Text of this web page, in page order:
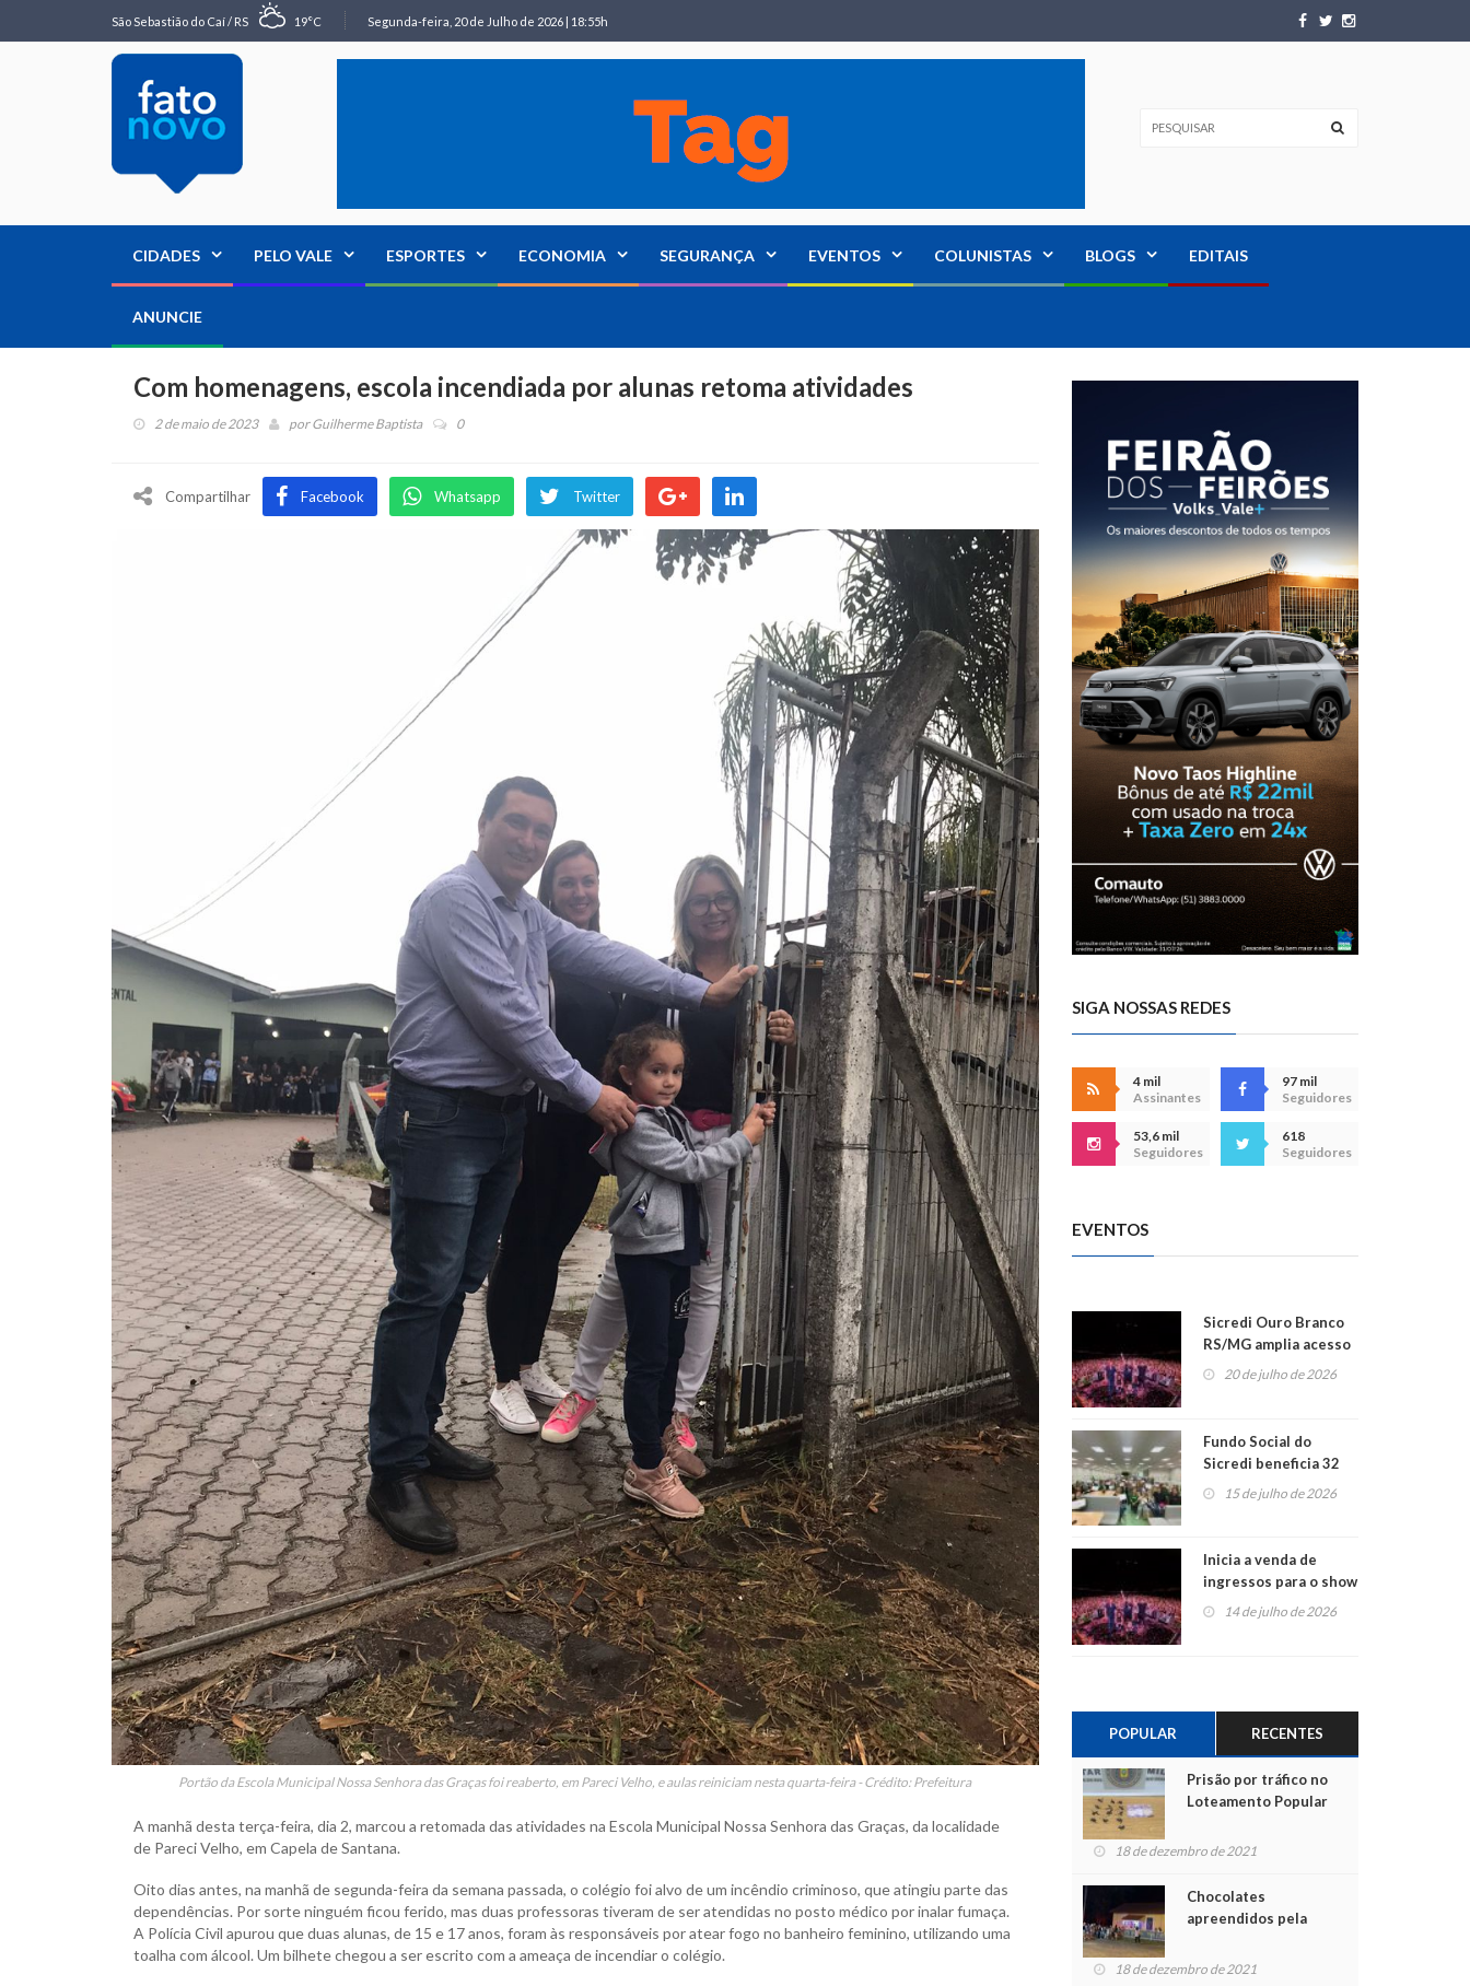
São Sebastião do Caí / RS 19°C Segunda-feira, 20 de Julho de 2026 | 18:55h
CIDADES PELO VALE ESPORTES ECONOMIA SEGURANÇA EVENTOS COLUNISTAS BLOGS EDITAIS
ANUNCIE
Com homenagens, escola incendiada por alunas retoma atividades
2 de maio de 2023 porGuilherme Baptista 0
Compartilhar Facebook Whatsapp Twitter
Portão da Escola Municipal Nossa Senhora das Graças foi reaberto, em Pareci Velho, e aulas reiniciam nesta quarta-feira - Crédito: Prefeitura
A manhã desta terça-feira, dia 2, marcou a retomada das atividades na Escola Municipal Nossa Senhora das Graças, da localidade
de Pareci Velho, em Capela de Santana.
Oito dias antes, na manhã de segunda-feira da semana passada, o colégio foi alvo de um incêndio criminoso, que atingiu parte das
dependências. Por sorte ninguém ficou ferido, mas duas professoras tiveram de ser atendidas no posto médico por inalar fumaça.
A Polícia Civil apurou que duas alunas, de 15 e 17 anos, foram às responsáveis por atear fogo no banheiro feminino, utilizando uma
toalha com álcool. Um bilhete chegou a ser escrito com a ameaça de incendiar o colégio.
SIGA NOSSAS REDES
4 mil
Assinantes
97 mil
Seguidores
53,6 mil
Seguidores
618
Seguidores
EVENTOS
Sicredi Ouro Branco
RS/MG amplia acesso
ao show dos 45 anos
20 de julho de 2026
Fundo Social do
Sicredi beneficia 32
projetos em
Montenegro
15 de julho de 2026
Inicia a venda de
ingressos para o show
do Jota Quest nos 45
14 de julho de 2026
POPULAR RECENTES
Prisão por tráfico no
Loteamento Popular
18 de dezembro de 2021
Chocolates
apreendidos pela
para crianças na
18 de dezembro de 2021